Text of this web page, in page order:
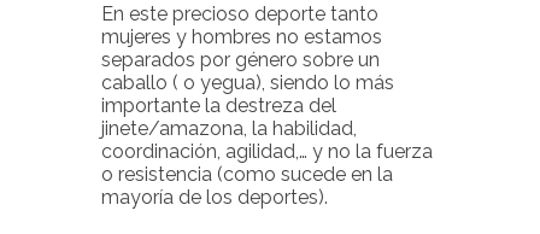
En este precioso deporte tanto
mujeres y hombres no estamos
separados por género sobre un
caballo ( o yegua), siendo lo más
importante la destreza del
jinete/amazona, la habilidad,
coordinación, agilidad,… y no la fuerza
o resistencia (como sucede en la
mayoría de los deportes).